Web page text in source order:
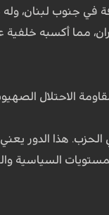
في جنوب لبنان،
مما أكسبه خلفية
الاحتلال
الحزب. هذا الدور
السياسية